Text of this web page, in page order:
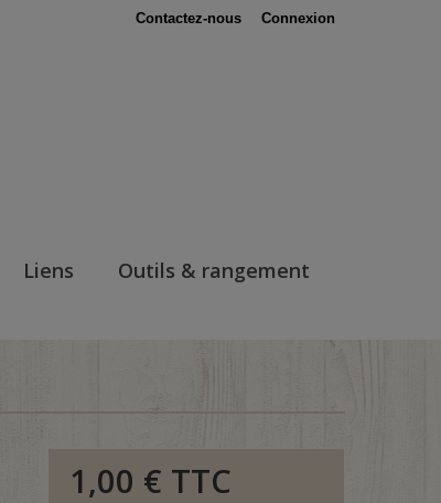
Connexion
Contactez-nous
Liens
Outils & rangement
1,00 € TTC